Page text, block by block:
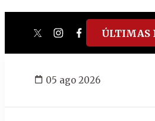
twitterinstagram
facebook
tiktok
ÚLTIMAS
05 ago 2026